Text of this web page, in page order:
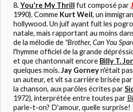
You're My Thrill fut composé par
1990). Comme Kurt Weil, un
hollywood. Un juif ayant fuit les
natale, mais rapportant au moins
de la mélodie de "Brother, Can You
l'hymme officiel de la grande
et que chantonnait encore Billy T.
quelques mois.Jay Gorneyn'était
un auteur, et vit sa carrière brisée
la chanson, aux parôles écrites par
1972), interprétée entre toutes par
parle-t-on? D'amour, quelle surprise!